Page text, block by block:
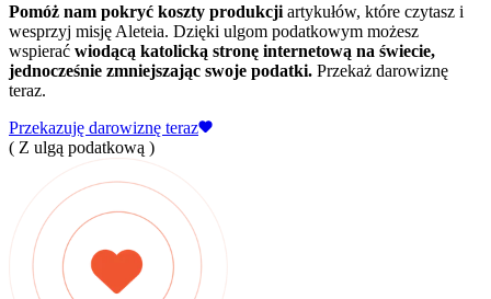
Pomóż nam pokryć koszty produkcji artykułów, które czytasz i
wesprzyj misję Aleteia. Dzięki ulgom podatkowym możesz
wspierać wiodącą katolicką stronę internetową na świecie,
jednocześnie zmniejszając swoje podatki. Przekaż darowiznę
teraz.
Przekazuję darowiznę teraz
( Z ulgą podatkową )